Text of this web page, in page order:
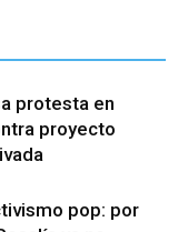
protesta en
proyecto
pop: por